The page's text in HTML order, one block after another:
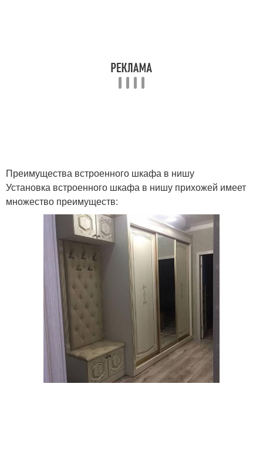
Преимущества встроенного шкафа в нишу
Установка встроенного шкафа в нишу прихожей имеет
множество преимуществ: